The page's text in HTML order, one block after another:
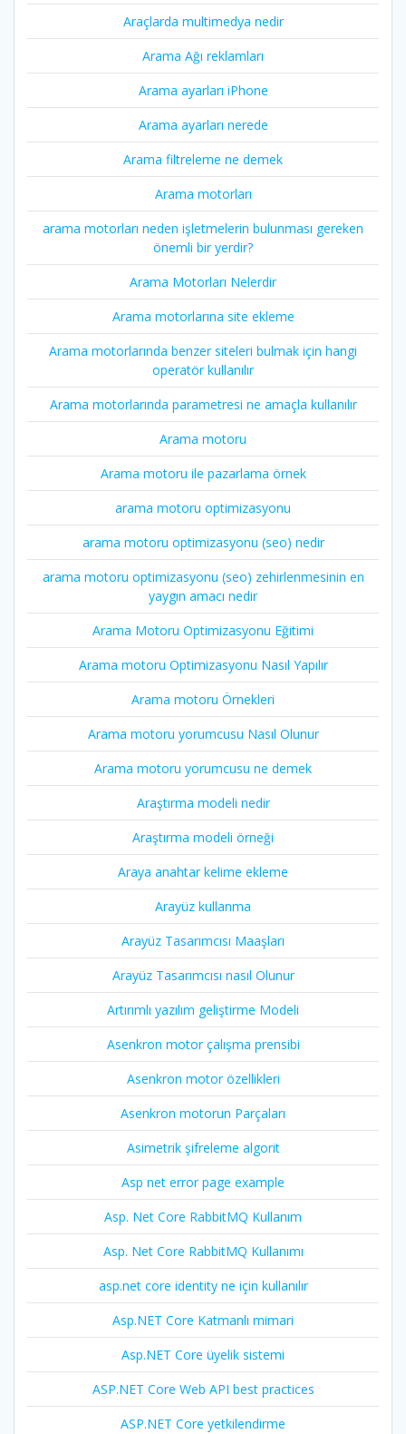
Araçlarda multimedya nedir
Arama Ağı reklamları
Arama ayarları iPhone
Arama ayarları nerede
Arama filtreleme ne demek
Arama motorları
arama motorları neden işletmelerin bulunması gereken
önemli bir yerdir?
Arama Motorları Nelerdir
Arama motorlarına site ekleme
Arama motorlarında benzer siteleri bulmak için hangi
operatör kullanılır
Arama motorlarında parametresi ne amaçla kullanılır
Arama motoru
Arama motoru ile pazarlama örnek
arama motoru optimizasyonu
arama motoru optimizasyonu (seo) nedir
arama motoru optimizasyonu (seo) zehirlenmesinin en
yaygın amacı nedir
Arama Motoru Optimizasyonu Eğitimi
Arama motoru Optimizasyonu Nasıl Yapılır
Arama motoru Örnekleri
Arama motoru yorumcusu Nasıl Olunur
Arama motoru yorumcusu ne demek
Araştırma modeli nedir
Araştırma modeli örneği
Araya anahtar kelime ekleme
Arayüz kullanma
Arayüz Tasarımcısı Maaşları
Arayüz Tasarımcısı nasıl Olunur
Artırımlı yazılım geliştirme Modeli
Asenkron motor çalışma prensibi
Asenkron motor özellikleri
Asenkron motorun Parçaları
Asimetrik şifreleme algorit
Asp net error page example
Asp. Net Core RabbitMQ Kullanım
Asp. Net Core RabbitMQ Kullanımı
asp.net core identity ne için kullanılır
Asp.NET Core Katmanlı mimari
Asp.NET Core üyelik sistemi
ASP.NET Core Web API best practices
ASP.NET Core yetkilendirme